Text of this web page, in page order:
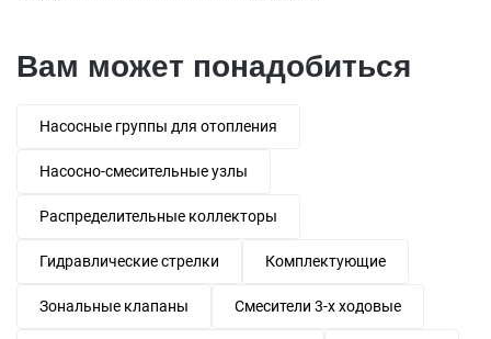
Вам может понадобиться
Насосные группы для отопления
Насосно-смесительные узлы
Распределительные коллекторы
Гидравлические стрелки Комплектующие
Зональные клапаны Смесители 3-х ходовые